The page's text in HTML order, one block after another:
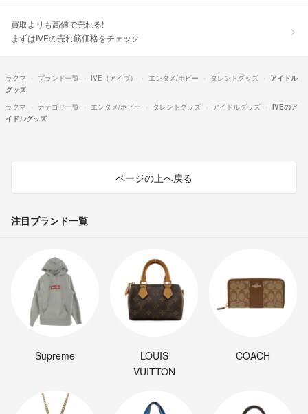
買取よりも高値で売れる!
まずはIVEの売れ筋価格をチェック
ラクマ ブランド一覧 IVE（アイヴ） エンタメ/ホビー タレントグッズ
アイドル
グッズ
ラクマ
カテゴリ一覧 エンタメ/ホビー タレントグッズ アイドルグッズ
IVEのア
イドルグッズ
ページの上へ戻る
注目ブランド一覧
Supreme
LOUIS
VUITTON
COACH